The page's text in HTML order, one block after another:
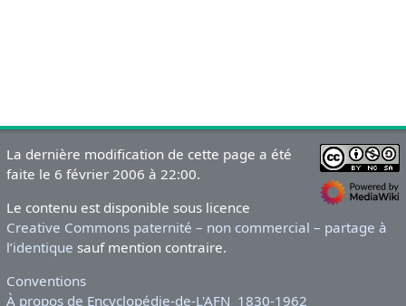
La dernière modification de cette page a été
faite le 6 février 2006 à 22:00.
Le contenu est disponible sous licence
Creative Commons paternité – non commercial – partage à
l’identique sauf mention contraire.
Conventions
À propos de Encyclopédie-de-L'AFN_1830-1962